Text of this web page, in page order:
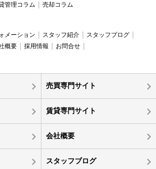
管理コラム 売却コラム
メーション スタッフ紹介
スタッフブログ
概要 採用情報
お問合せ
売買専門サイト
賃貸専門サイト
会社概要
スタッフブログ